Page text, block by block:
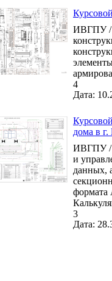
ИВГПУ /
4
Дата:
дома в
ИВГПУ /
и
данных,
формата
3
Дата: